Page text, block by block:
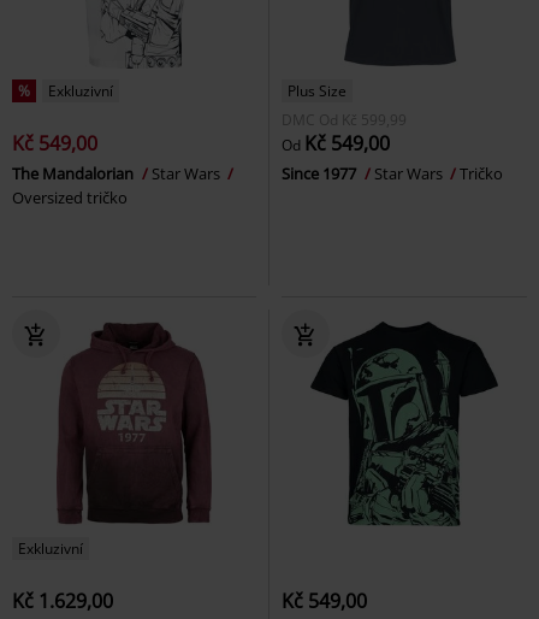
% Exkluzivní
Kč 549,00
The Mandalorian
Star Wars
Oversized tričko
Plus Size
DMC Od Kč 599,99
Od Kč 549,00
Since 1977 Star Wars Tričko
Exkluzivní
Kč 1.629,00 Kč 549,00